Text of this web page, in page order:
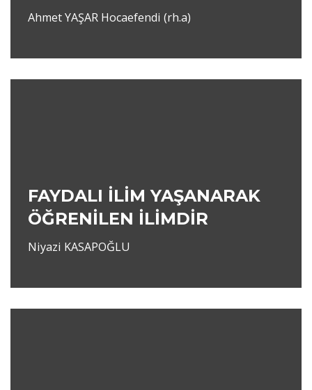
Ahmet YAŞAR Hocaefendi (rh.a)
FAYDALI İLİM YAŞANARAK
ÖĞRENİLEN İLİMDİR
Niyazi KASAPOĞLU